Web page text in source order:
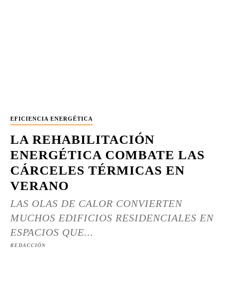
EFICIENCIA ENERGÉTICA
LA REHABILITACIÓN
ENERGÉTICA COMBATE LAS
CÁRCELES TÉRMICAS EN
VERANO
LAS OLAS DE CALOR CONVIERTEN
MUCHOS EDIFICIOS RESIDENCIALES EN
ESPACIOS QUE...
REDACCIÓN